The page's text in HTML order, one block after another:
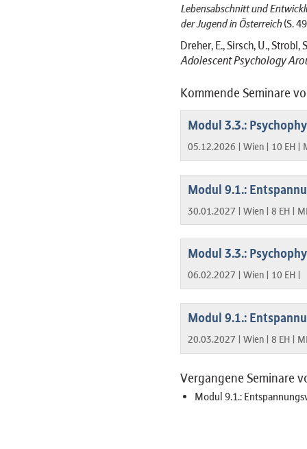
Lebensabschnitt und
der Jugend in Österreich(S.
Dreher, E., Sirsch, U., Strobl,
Adolescent Psychology
Kommende Seminare
Modul 3.3.:
05.12.2026 | Wien | 10 EH |
Modul 9.1.:
30.01.2027 | Wien | 8 EH |
Modul 3.3.:
06.02.2027 | Wien | 10 EH |
Modul 9.1.:
20.03.2027 | Wien | 8 EH |
Vergangene Seminare
Modul 9.1.: